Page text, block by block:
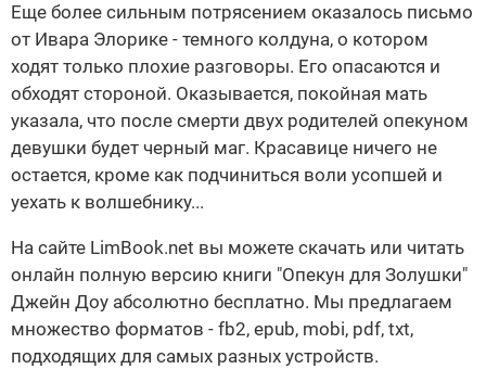
Еще более сильным потрясением оказалось письмо
от Ивара Элорике - темного колдуна, о котором
ходят только плохие разговоры. Его опасаются и
обходят стороной. Оказывается, покойная мать
указала, что после смерти двух родителей опекуном
девушки будет черный маг. Красавице ничего не
остается, кроме как подчиниться воли усопшей и
уехать к волшебнику...
На сайте LimBook.net вы можете скачать или читать
онлайн полную версию книги "Опекун для Золушки"
Джейн Доу абсолютно бесплатно. Мы предлагаем
множество форматов - fb2, epub, mobi, pdf, txt,
подходящих для самых разных устройств.